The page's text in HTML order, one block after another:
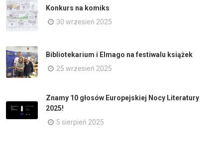
Konkurs na komiks
30 wrzesień 2025
Bibliotekarium i Elmago na festiwalu książek
25 wrzesień 2025
Znamy 10 głosów Europejskiej Nocy Literatury
2025!
5 sierpień 2025